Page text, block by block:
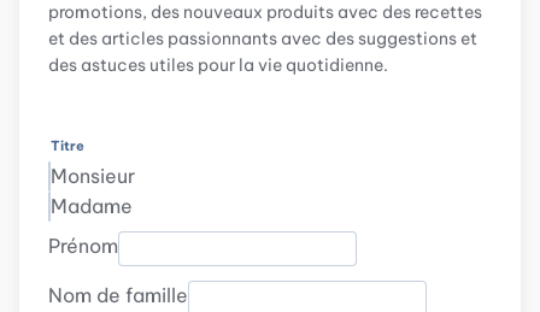
promotions, des nouveaux produits avec des recettes
et des articles passionnants avec des suggestions et
des astuces utiles pour la vie quotidienne.
Titre
Monsieur
Madame
Prénom
Nom de famille